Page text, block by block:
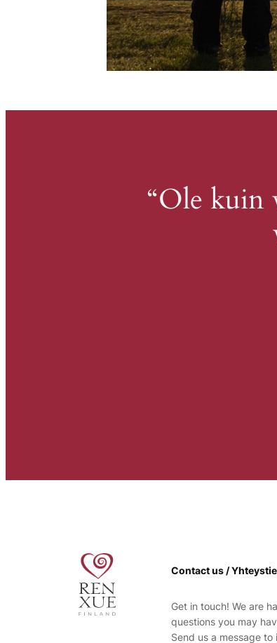
“Ole kuin
Contact us /
Get in touch! We are
questions you may
Send us a message